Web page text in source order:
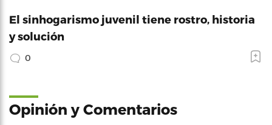
El sinhogarismo juvenil tiene rostro, historia
y solución
0
Opinión y Comentarios